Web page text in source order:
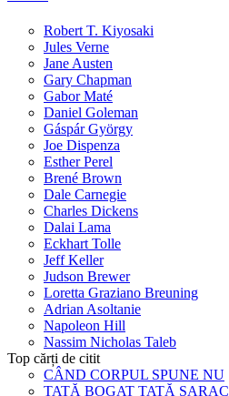
Robert T. Kiyosaki
Jules Verne
Jane Austen
Gary Chapman
Gabor Maté
Daniel Goleman
Gáspár György
Joe Dispenza
Esther Perel
Brené Brown
Dale Carnegie
Charles Dickens
Dalai Lama
Eckhart Tolle
Jeff Keller
Judson Brewer
Loretta Graziano Breuning
Adrian Asoltanie
Napoleon Hill
Nassim Nicholas Taleb
Top cărți de citit
CÂND CORPUL SPUNE NU
TATĂ BOGAT TATĂ SARAC